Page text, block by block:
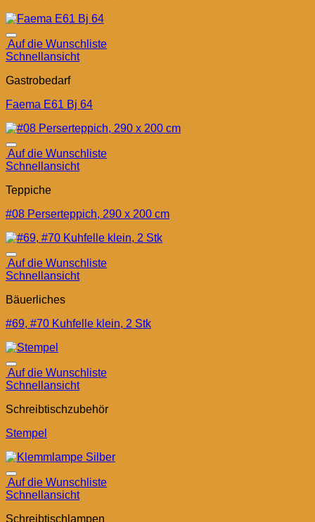
Auf die Wunschliste
Schnellansicht
Gastrobedarf
Faema E61 Bj 64
Auf die Wunschliste
Schnellansicht
Teppiche
#08 Perserteppich, 290 x 200 cm
Auf die Wunschliste
Schnellansicht
Bäuerliches
#69, #70 Kuhfelle klein, 2 Stk
Auf die Wunschliste
Schnellansicht
Schreibtischzubehör
Stempel
Auf die Wunschliste
Schnellansicht
Schreibtischlampen